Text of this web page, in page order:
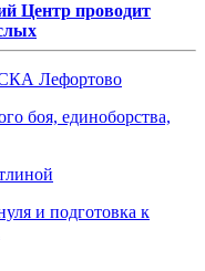
Центр проводит
Лефортово
боя, единоборства,
и подготовка к